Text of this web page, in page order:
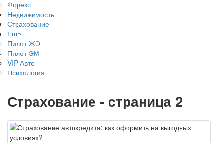
Форекс
Недвижимость
Страхование
Еще
Пилот ЖО
Пилот ЭМ
VIP Авто
Психология
Страхование - страница 2